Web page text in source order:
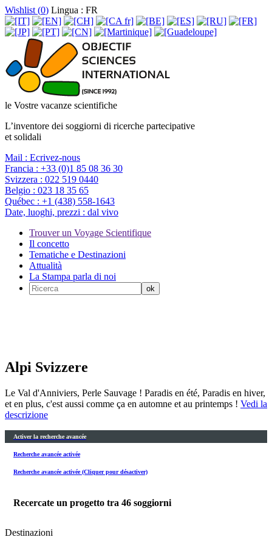
Wishlist (0) Lingua : FR
le Vostre vacanze scientifiche
L’inventore dei soggiorni di ricerche partecipative
et solidali
Mail : Ecrivez-nous
Francia : +33 (0)1 85 08 36 30
Svizzera : 022 519 0440
Belgio : 023 18 35 65
Québec : +1 (438) 558-1643
Date, luoghi, prezzi : dal vivo
Trouver un Voyage Scientifique
Il concetto
Tematiche e Destinazioni
Attualità
La Stampa parla di noi
Alpi Svizzere
Le Val d'Anniviers, Perle Sauvage ! Paradis en été, Paradis en hiver,
et en plus, c'est aussi comme ça en automne et au printemps ! Vedi la
descrizione
Activer la recherche avancée
Recherche avancée activée
Recherche avancée activée (Cliquer pour désactiver)
Recercate un progetto tra 46 soggiorni
Destinazioni